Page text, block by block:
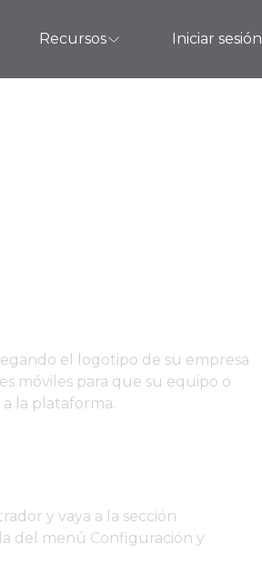
Recursos Iniciar sesión
el logotipo de su empresa
móviles para que su equipo o
a la plataforma.
y vaya a la sección
del menú Configuración y